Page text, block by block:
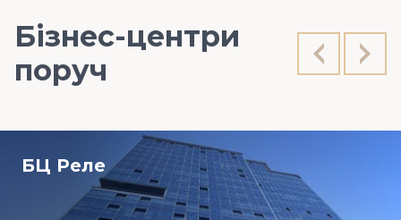
Бізнес-центри
поруч
БЦ Реле